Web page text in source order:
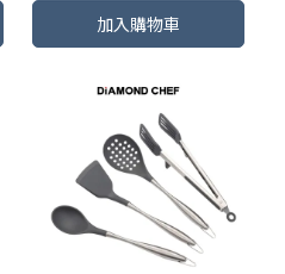
加入購物車